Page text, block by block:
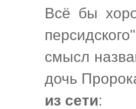
Всё бы
смысл
дочь
из сети: